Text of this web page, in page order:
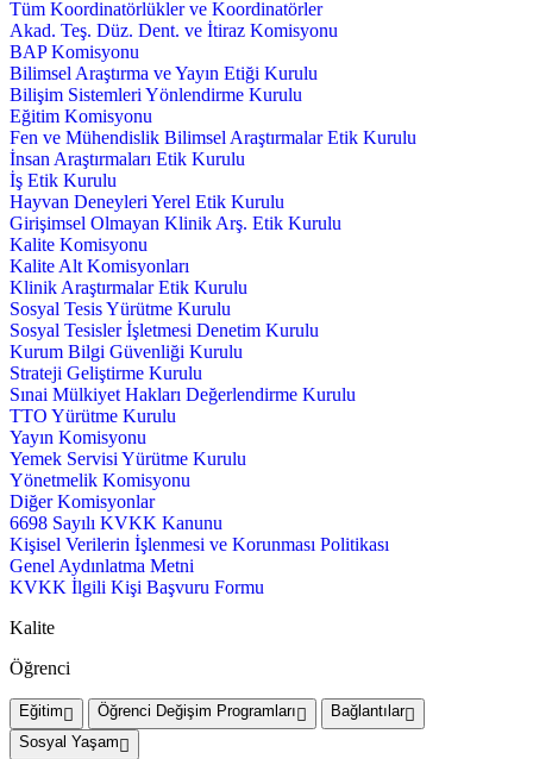
Tüm Koordinatörlükler ve Koordinatörler
Akad. Teş. Düz. Dent. ve İtiraz Komisyonu
BAP Komisyonu
Bilimsel Araştırma ve Yayın Etiği Kurulu
Bilişim Sistemleri Yönlendirme Kurulu
Eğitim Komisyonu
Fen ve Mühendislik Bilimsel Araştırmalar Etik Kurulu
İnsan Araştırmaları Etik Kurulu
İş Etik Kurulu
Hayvan Deneyleri Yerel Etik Kurulu
Girişimsel Olmayan Klinik Arş. Etik Kurulu
Kalite Komisyonu
Kalite Alt Komisyonları
Klinik Araştırmalar Etik Kurulu
Sosyal Tesis Yürütme Kurulu
Sosyal Tesisler İşletmesi Denetim Kurulu
Kurum Bilgi Güvenliği Kurulu
Strateji Geliştirme Kurulu
Sınai Mülkiyet Hakları Değerlendirme Kurulu
TTO Yürütme Kurulu
Yayın Komisyonu
Yemek Servisi Yürütme Kurulu
Yönetmelik Komisyonu
Diğer Komisyonlar
6698 Sayılı KVKK Kanunu
Kişisel Verilerin İşlenmesi ve Korunması Politikası
Genel Aydınlatma Metni
KVKK İlgili Kişi Başvuru Formu
Kalite
Öğrenci
Eğitim Öğrenci Değişim Programları
Bağlantılar
Sosyal Yaşam